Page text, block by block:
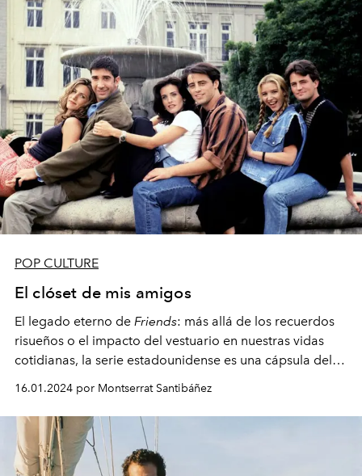
POP CULTURE
El clóset de mis amigos
El legado eterno de Friends: más allá de los recuerdos
risueños o el impacto del vestuario en nuestras vidas
cotidianas, la serie estadounidense es una cápsula del
tiempo que seguimos abriendo con nostalgia y risas.
16.01.2024 por Montserrat Santibáñez